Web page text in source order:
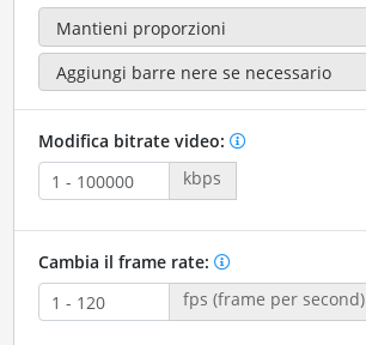
Modifica bitrate video:
kbps
Cambia il frame rate:
fps (frame per second)